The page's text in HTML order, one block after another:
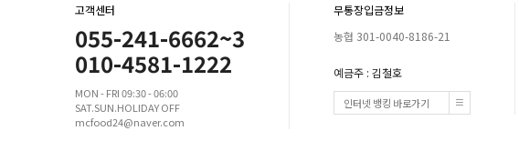
고객센터
055-241-6662~3
010-4581-1222
MON - FRI 09:30 - 06:00
SAT.SUN.HOLIDAY OFF
mcfood24@naver.com
무통장입금정보
농협 301-0040-8186-21
예금주 : 김철호
인터넷 뱅킹 바로가기